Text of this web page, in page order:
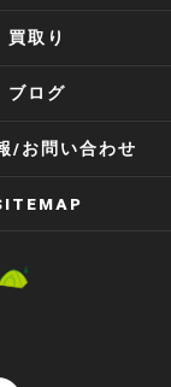
買取り
ブログ
/お問い合わせ